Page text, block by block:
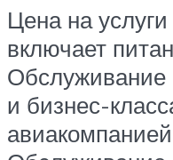
Цена на
включает
Обслуживание
и бизнес-